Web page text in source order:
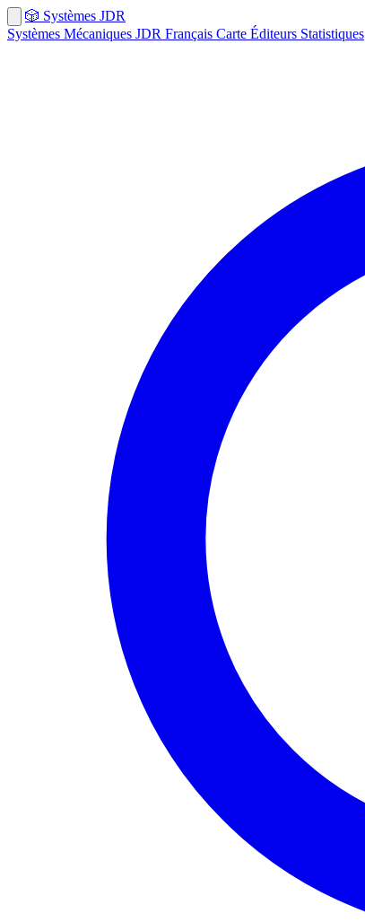
🎲 Systèmes JDR
Systèmes Mécaniques JDR Français Carte Éditeurs Statistiques